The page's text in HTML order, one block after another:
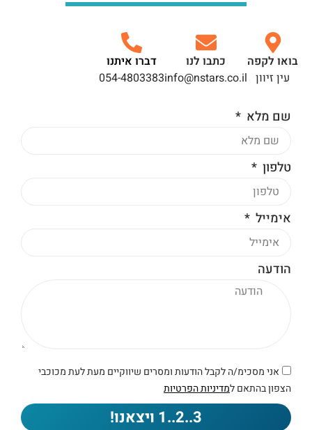
בואו לקפה
עין זיוון
כתבו לנו
info@nstars.co.il
דברו איתנו
054-4803383
שם מלא
טלפון
אימייל
הודעה
אני מסכימ/ה לקבל הודעות ומסרים שיווקיים מעת לעת מכוכבי
הצפון בהתאם למדיניות הפרטיות
3..2..1 ויצאנו!